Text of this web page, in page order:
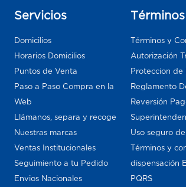
Servicios
Domicilios
Horarios Domicilios
Puntos de Venta
Paso a Paso Compra en la
Web
Llámanos, separa y recoge
Nuestras marcas
Ventas Institucionales
Seguimiento a tu Pedido
Envios Nacionales
Términos
Términos y
Autorización
Proteccion de
Reglamento
Reversión
Uso seguro
Términos y
dispensación
PQRS